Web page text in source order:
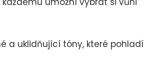
a uklidňující tóny, které pohladí